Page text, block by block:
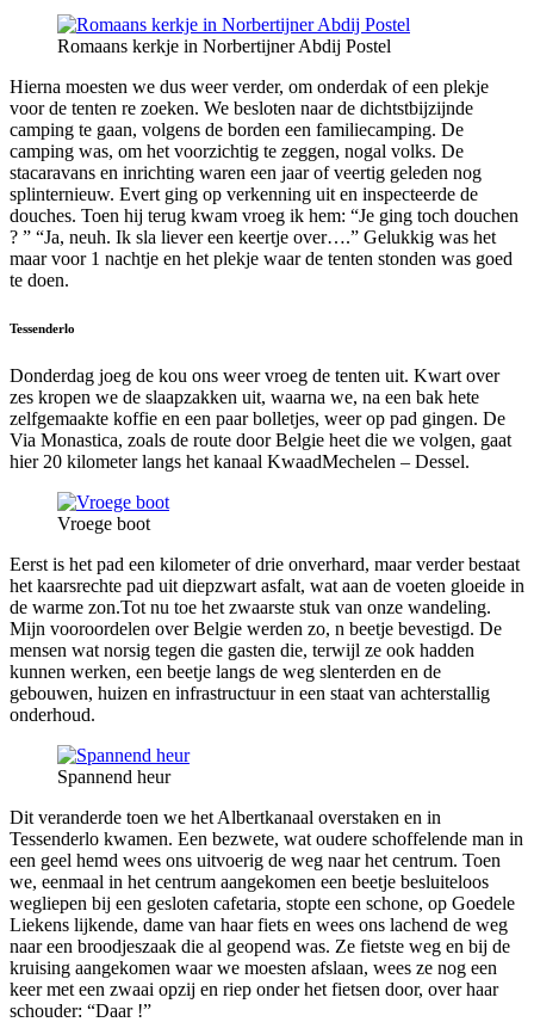
Romaans kerkje in Norbertijner Abdij Postel
Hierna moesten we dus weer verder, om onderdak of een plekje
voor de tenten re zoeken. We besloten naar de dichtstbijzijnde
camping te gaan, volgens de borden een familiecamping. De
camping was, om het voorzichtig te zeggen, nogal volks. De
stacaravans en inrichting waren een jaar of veertig geleden nog
splinternieuw. Evert ging op verkenning uit en inspecteerde de
douches. Toen hij terug kwam vroeg ik hem: “Je ging toch douchen
? ” “Ja, neuh. Ik sla liever een keertje over….” Gelukkig was het
maar voor 1 nachtje en het plekje waar de tenten stonden was goed
te doen.
Tessenderlo
Donderdag joeg de kou ons weer vroeg de tenten uit. Kwart over
zes kropen we de slaapzakken uit, waarna we, na een bak hete
zelfgemaakte koffie en een paar bolletjes, weer op pad gingen. De
Via Monastica, zoals de route door Belgie heet die we volgen, gaat
hier 20 kilometer langs het kanaal KwaadMechelen – Dessel.
Vroege boot
Eerst is het pad een kilometer of drie onverhard, maar verder bestaat
het kaarsrechte pad uit diepzwart asfalt, wat aan de voeten gloeide in
de warme zon.Tot nu toe het zwaarste stuk van onze wandeling.
Mijn vooroordelen over Belgie werden zo, n beetje bevestigd. De
mensen wat norsig tegen die gasten die, terwijl ze ook hadden
kunnen werken, een beetje langs de weg slenterden en de
gebouwen, huizen en infrastructuur in een staat van achterstallig
onderhoud.
Spannend heur
Dit veranderde toen we het Albertkanaal overstaken en in
Tessenderlo kwamen. Een bezwete, wat oudere schoffelende man in
een geel hemd wees ons uitvoerig de weg naar het centrum. Toen
we, eenmaal in het centrum aangekomen een beetje besluiteloos
wegliepen bij een gesloten cafetaria, stopte een schone, op Goedele
Liekens lijkende, dame van haar fiets en wees ons lachend de weg
naar een broodjeszaak die al geopend was. Ze fietste weg en bij de
kruising aangekomen waar we moesten afslaan, wees ze nog een
keer met een zwaai opzij en riep onder het fietsen door, over haar
schouder: “Daar !”